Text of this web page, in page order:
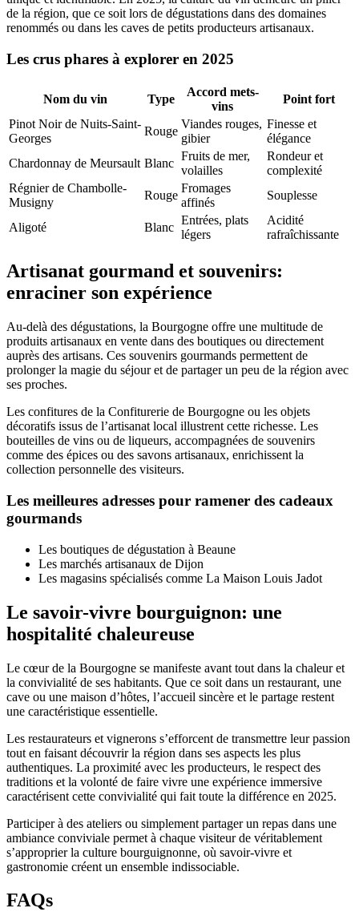
de la région, que ce soit lors de dégustations dans des domaines
renommés ou dans les caves de petits producteurs artisanaux.
Les crus phares à explorer en 2025
Nom du vin Type
Accord mets-
vins
Point fort
Pinot Noir de Nuits-Saint-
Georges
Rouge
Viandes rouges,
gibier
Finesse et
élégance
Chardonnay de Meursault Blanc
Fruits de mer,
volailles
Rondeur et
complexité
Régnier de Chambolle-
Musigny
Rouge
Fromages
affinés
Souplesse
Aligoté Blanc
Entrées, plats
légers
Acidité
rafraîchissante
Artisanat gourmand et souvenirs:
enraciner son expérience
Au-delà des dégustations, la Bourgogne offre une multitude de
produits artisanaux en vente dans des boutiques ou directement
auprès des artisans. Ces souvenirs gourmands permettent de
prolonger la magie du séjour et de partager un peu de la région avec
ses proches.
Les confitures de la Confiturerie de Bourgogne ou les objets
décoratifs issus de l’artisanat local illustrent cette richesse. Les
bouteilles de vins ou de liqueurs, accompagnées de souvenirs
comme des épices ou des savons artisanaux, enrichissent la
collection personnelle des visiteurs.
Les meilleures adresses pour ramener des cadeaux
gourmands
Les boutiques de dégustation à Beaune
Les marchés artisanaux de Dijon
Les magasins spécialisés comme La Maison Louis Jadot
Le savoir-vivre bourguignon: une
hospitalité chaleureuse
Le cœur de la Bourgogne se manifeste avant tout dans la chaleur et
la convivialité de ses habitants. Que ce soit dans un restaurant, une
cave ou une maison d’hôtes, l’accueil sincère et le partage restent
une caractéristique essentielle.
Les restaurateurs et vignerons s’efforcent de transmettre leur passion
tout en faisant découvrir la région dans ses aspects les plus
authentiques. La proximité avec les producteurs, le respect des
traditions et la volonté de faire vivre une expérience immersive
caractérisent cette convivialité qui fait toute la différence en 2025.
Participer à des ateliers ou simplement partager un repas dans une
ambiance conviviale permet à chaque visiteur de véritablement
s’approprier la culture bourguignonne, où savoir-vivre et
gastronomie créent un ensemble indissociable.
FAQs